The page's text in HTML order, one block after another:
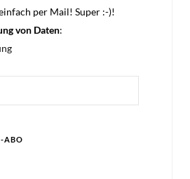
per Mail! Super :-)!
von Daten:
ABO